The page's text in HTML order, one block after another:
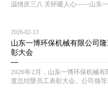
温情庆三八 关怀暖人心——山东
2026-02-13
山东一博环保机械有限公司
彰大会
2026年2月，山东一博环保机械
度总结暨员工表彰大会。公司领